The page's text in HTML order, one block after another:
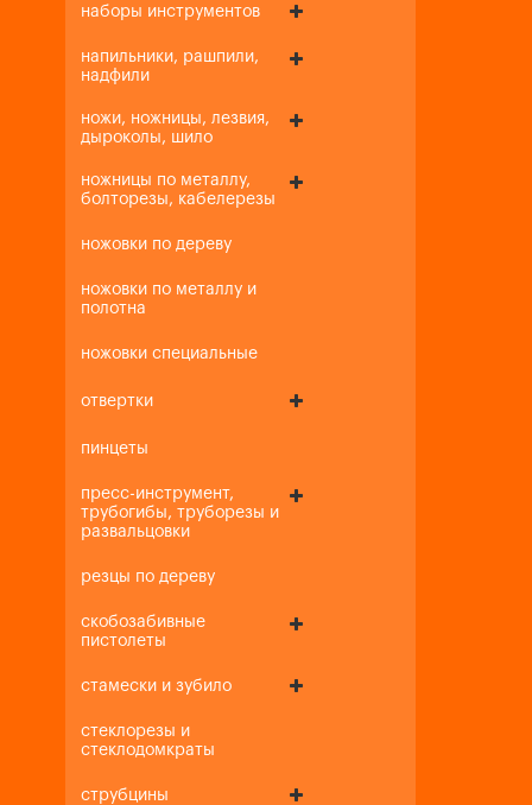
наборы инструментов
напильники, рашпили,
надфили
ножи, ножницы, лезвия,
дыроколы, шило
ножницы по металлу,
болторезы, кабелерезы
ножовки по дереву
ножовки по металлу и
полотна
ножовки специальные
отвертки
пинцеты
пресс-инструмент,
трубогибы, труборезы и
развальцовки
резцы по дереву
скобозабивные
пистолеты
стамески и зубило
стеклорезы и
стеклодомкраты
струбцины